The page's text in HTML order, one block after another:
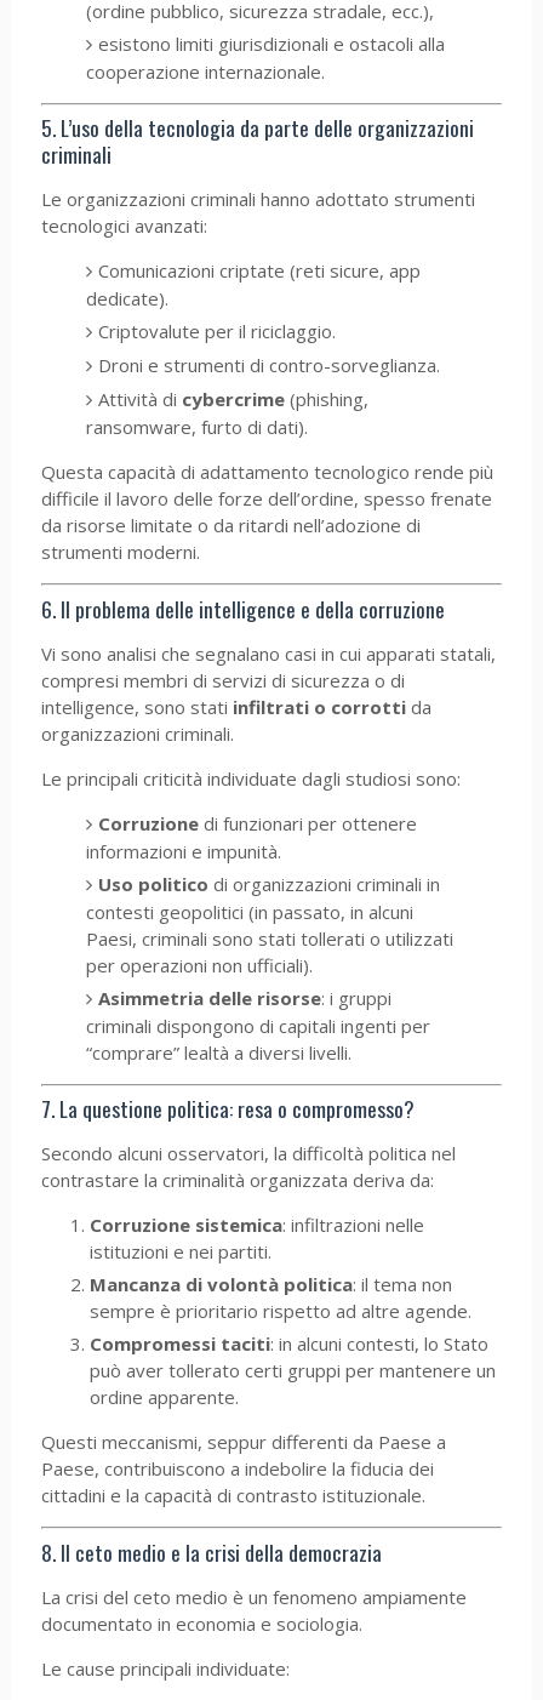
(ordine pubblico, sicurezza stradale, ecc.),
esistono limiti giurisdizionali e ostacoli alla
cooperazione internazionale.
5. L’uso della tecnologia da parte delle organizzazioni
criminali
Le organizzazioni criminali hanno adottato strumenti
tecnologici avanzati:
Comunicazioni criptate (reti sicure, app
dedicate).
Criptovalute per il riciclaggio.
Droni e strumenti di contro-sorveglianza.
Attività di cybercrime (phishing,
ransomware, furto di dati).
Questa capacità di adattamento tecnologico rende più
difficile il lavoro delle forze dell’ordine, spesso frenate
da risorse limitate o da ritardi nell’adozione di
strumenti moderni.
6. Il problema delle intelligence e della corruzione
Vi sono analisi che segnalano casi in cui apparati statali,
compresi membri di servizi di sicurezza o di
intelligence, sono stati infiltrati o corrottida
organizzazioni criminali.
Le principali criticità individuate dagli studiosi sono:
Corruzione di funzionari per ottenere
informazioni e impunità.
Uso politico di organizzazioni criminali in
contesti geopolitici (in passato, in alcuni
Paesi, criminali sono stati tollerati o utilizzati
per operazioni non ufficiali).
Asimmetria delle risorse: i gruppi
criminali dispongono di capitali ingenti per
“comprare” lealtà a diversi livelli.
7. La questione politica: resa o compromesso?
Secondo alcuni osservatori, la difficoltà politica nel
contrastare la criminalità organizzata deriva da:
Corruzione sistemica: infiltrazioni nelle
istituzioni e nei partiti.
Mancanza di volontà politica: il tema non
sempre è prioritario rispetto ad altre agende.
Compromessi taciti: in alcuni contesti, lo Stato
può aver tollerato certi gruppi per mantenere un
ordine apparente.
Questi meccanismi, seppur differenti da Paese a
Paese, contribuiscono a indebolire la fiducia dei
cittadini e la capacità di contrasto istituzionale.
8. Il ceto medio e la crisi della democrazia
La crisi del ceto medio è un fenomeno ampiamente
documentato in economia e sociologia.
Le cause principali individuate: